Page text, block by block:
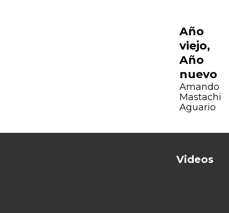
Año
viejo,
Año
nuevo
Amando
Mastachi
Aguario
Videos